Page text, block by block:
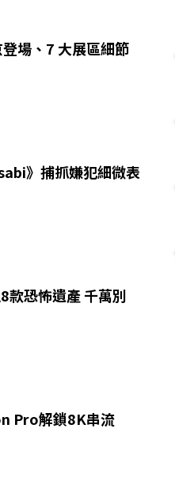
場、7 大展區細節
》捕抓嫌犯細微表
款恐怖遺產 千萬別
Pro解鎖8K串流